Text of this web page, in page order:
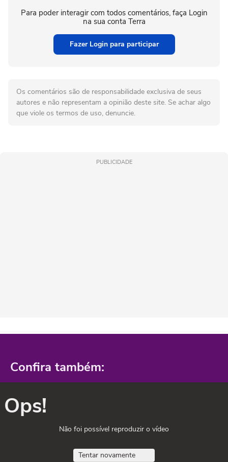
Para poder interagir com todos comentários, faça Login
na sua conta Terra
Fazer Login para participar
Os comentários são de responsabilidade exclusiva de seus
autores e não representam a opinião deste site. Se achar algo
que viole os termos de uso, denuncie.
PUBLICIDADE
Confira também:
Ops!
Não foi possível reproduzir o vídeo
Tentar novamente